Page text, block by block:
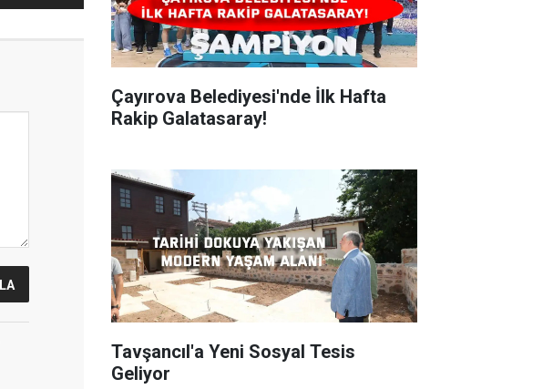
Çayırova Belediyesi'nde İlk Hafta
Rakip Galatasaray!
Tavşancıl'a Yeni Sosyal Tesis
Geliyor